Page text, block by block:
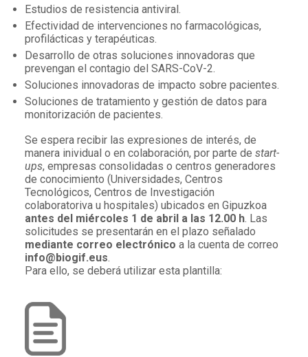
Estudios de resistencia antiviral.
Efectividad de intervenciones no farmacológicas,
profilácticas y terapéuticas.
Desarrollo de otras soluciones innovadoras que
prevengan el contagio del SARS-CoV-2.
Soluciones innovadoras de impacto sobre pacientes.
Soluciones de tratamiento y gestión de datos para
monitorización de pacientes.
Se espera recibir las expresiones de interés, de
manera inividual o en colaboración, por parte de start-
ups, empresas consolidadas o centros generadores
de conocimiento (Universidades, Centros
Tecnológicos, Centros de Investigación
colaboratoriva u hospitales) ubicados en Gipuzkoa
antes del miércoles 1 de abril a las 12.00 h. Las
solicitudes se presentarán en el plazo señalado
mediante correo electrónico a la cuenta de correo
info@biogif.eus.
Para ello, se deberá utilizar esta plantilla: